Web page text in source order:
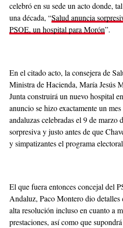
celebró en su sede un acto donde,
una década, “Salud anuncia
PSOE, un hospital para Morón”.
En el citado acto, la consejera de
Ministra de Hacienda, María Jesús
Junta construirá un nuevo hospital
anuncio se hizo exactamente un
andaluzas celebradas el 9 de marzo
sorpresiva y justo antes de que
y simpatizantes el programa
El que fuera entonces concejal del
Andaluz, Paco Montero dio detalles
alta resolución incluso en cuanto a
prestaciones, así como que